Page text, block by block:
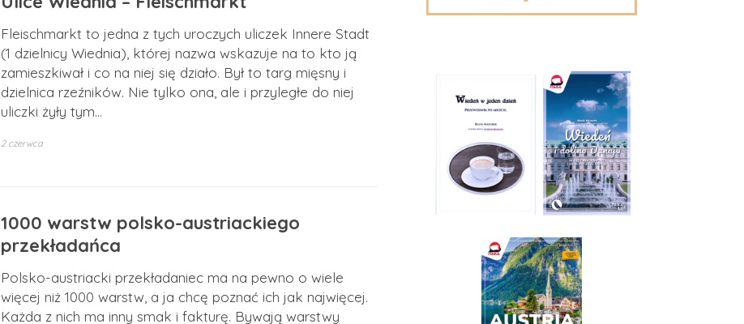
Fleischmarkt to jedna z tych uroczych uliczek Innere Stadt
(1 dzielnicy Wiednia), której nazwa wskazuje na to kto ją
zamieszkiwał i co na niej się działo. Był to targ mięsny i
dzielnica rzeźników. Nie tylko ona, ale i przyległe do niej
uliczki żyły tym…
2 czerwca
1000 warstw polsko-austriackiego
przekładańca
Polsko-austriacki przekładaniec ma na pewno o wiele
więcej niż 1000 warstw, a ja chcę poznać ich jak najwięcej.
Każda z nich ma inny smak i fakturę. Bywają warstwy